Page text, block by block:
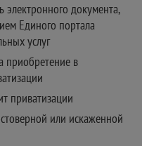
документа,
Единого портала
услуг
приобретение в
приватизации
или искаженной